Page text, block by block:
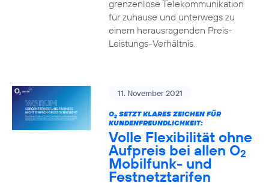
grenzenlose Telekommunikation
für zuhause und unterwegs zu
einem herausragenden Preis-
Leistungs-Verhältnis.
11. November 2021
O2SETZT KLARES ZEICHEN FÜR
KUNDENFREUNDLICHKEIT:
Volle Flexibilität ohne
Aufpreis bei allen O2
Mobilfunk- und
Festnetztarifen